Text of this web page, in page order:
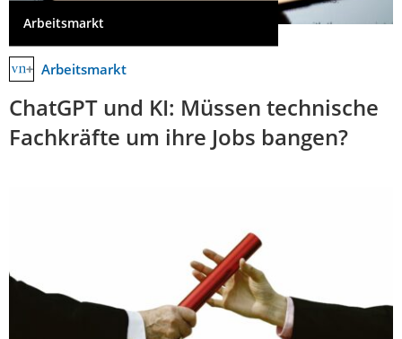
Arbeitsmarkt
Arbeitsmarkt
ChatGPT und KI: Müssen technische
Fachkräfte um ihre Jobs bangen?